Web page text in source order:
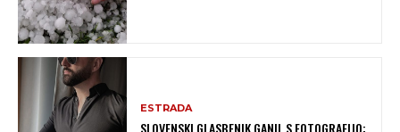
ESTRADA
SLOVENSKI GLASBENIK GANIL S FOTOGRAFIJO: